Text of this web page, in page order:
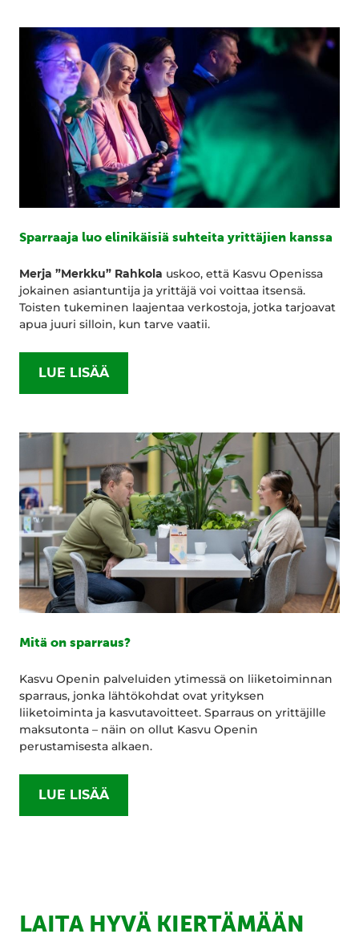
Sparraaja luo elinikäisiä suhteita yrittäjien kanssa
Merja ”Merkku” Rahkola uskoo, että Kasvu Openissa
jokainen asiantuntija ja yrittäjä voi voittaa itsensä.
Toisten tukeminen laajentaa verkostoja, jotka tarjoavat
apua juuri silloin, kun tarve vaatii.
LUE LISÄÄ
Mitä on sparraus?
Kasvu Openin palveluiden ytimessä on liiketoiminnan
sparraus, jonka lähtökohdat ovat yrityksen
liiketoiminta ja kasvutavoitteet. Sparraus on yrittäjille
maksutonta – näin on ollut Kasvu Openin
perustamisesta alkaen.
LUE LISÄÄ
LAITA HYVÄ KIERTÄMÄÄN